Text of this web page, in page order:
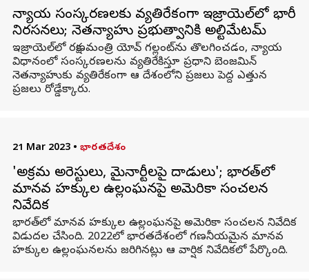
న్యాయ సంస్కరణలకు వ్యతిరేకంగా ఇజ్రాయెల్‌లో భారీ
నిరసనలు; నెతన్యాహు ప్రభుత్వానికి అల్టిమేటమ్
ఇజ్రాయెల్‌లో రక్షణమంత్రి యోవ్ గల్లంట్‌ను తొలగించడం, న్యాయ
విధానంలో సంస్కరణలను వ్యతిరేకిస్తూ ప్రధాని బెంజమిన్
నెతన్యాహుకు వ్యతిరేకంగా ఆ దేశంలోని ప్రజలు పెద్ద ఎత్తున
ప్రజలు రోడ్డేక్కారు.
21 Mar 2023 • భారతదేశం
'అక్రమ అరెస్టులు, మైనార్టీలపై దాడులు'; భారత్‌లో
మానవ హక్కుల ఉల్లంఘనపై అమెరికా సంచలన
నివేదిక
భారత్‌లో మానవ హక్కుల ఉల్లంఘనపై అమెరికా సంచలన నివేదిక
విడుదల చేసింది. 2022లో భారతదేశంలో గణనీయమైన మానవ
హక్కుల ఉల్లంఘనలను జరిగినట్లు ఆ వార్షిక నివేదికలో పేర్కొంది.